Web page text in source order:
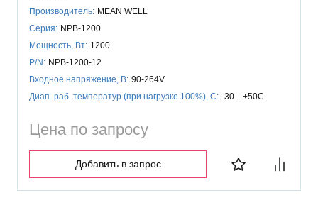
Производитель: MEAN WELL
Серия: NPB-1200
Мощность, Вт: 1200
P/N: NPB-1200-12
Входное напряжение, В: 90-264V
Диап. раб. температур (при нагрузке 100%), C: -30…+50C
Цена по запросу
Добавить в запрос